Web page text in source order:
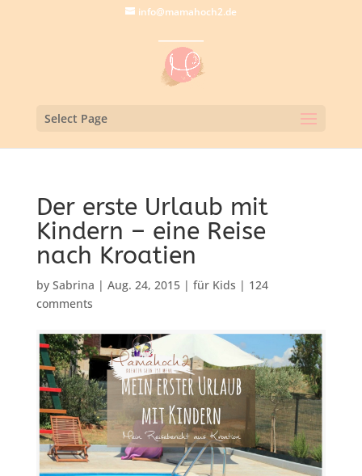
info@mamahoch2.de
Select Page
Der erste Urlaub mit
Kindern – eine Reise
nach Kroatien
by Sabrina | Aug. 24, 2015| für Kids | 124
comments